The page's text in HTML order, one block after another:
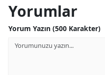
Yorumlar
Yorum Yazın (500 Karakter)